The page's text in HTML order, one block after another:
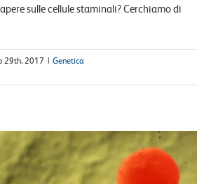
sulle cellule staminali? Cerchiamo di
29th, 2017 | Genetica